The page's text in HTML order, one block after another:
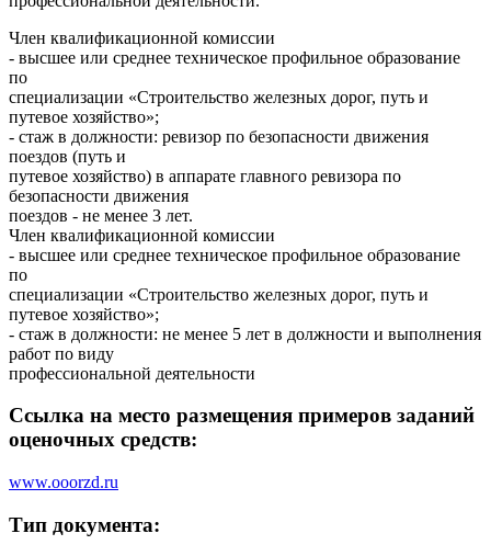
Член квалификационной комиссии
- высшее или среднее техническое профильное образование
по
специализации «Строительство железных дорог, путь и
путевое хозяйство»;
- стаж в должности: ревизор по безопасности движения
поездов (путь и
путевое хозяйство) в аппарате главного ревизора по
безопасности движения
поездов - не менее 3 лет.
Член квалификационной комиссии
- высшее или среднее техническое профильное образование
по
специализации «Строительство железных дорог, путь и
путевое хозяйство»;
- стаж в должности: не менее 5 лет в должности и выполнения
работ по виду
профессиональной деятельности
Ссылка на место размещения примеров заданий
оценочных средств:
www.ooorzd.ru
Тип документа: